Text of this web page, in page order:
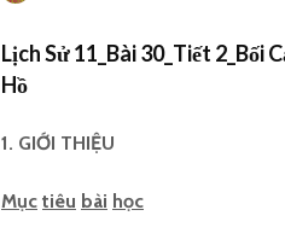
Lịch Sử 11_Bài 30_Tiết 2_Bối
Hồ
1. GIỚI THIỆU
Mục tiêu bài học